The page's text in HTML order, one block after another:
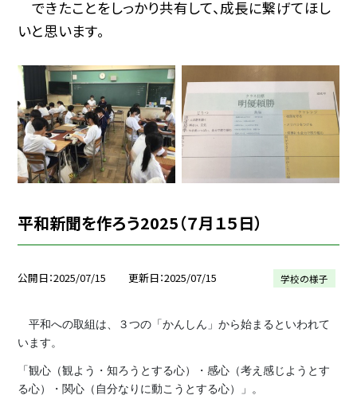
できたことをしっかり共有して、成長に繋げてほし
いと思います。
平和新聞を作ろう2025（７月１５日）
公開日 2025/07/15 更新日 2025/07/15 学校の様子
平和への取組は、３つの「かんしん」から始まるといわれて
います。
「観心（観よう・知ろうとする心）・感心（考え感じようとす
る心）・関心（自分なりに動こうとする心）」。